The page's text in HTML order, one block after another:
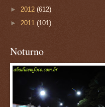
► 2012 (612)
► 2011 (101)
Noturno